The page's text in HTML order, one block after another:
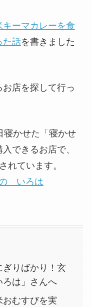
キーマカレーを食
た話を書きました
店を探して行っ
寝かせた「寝かせ
できるお店で、
れています。
の いろは
ぎりばかり！玄
ろは」さんへ
おむすびを実